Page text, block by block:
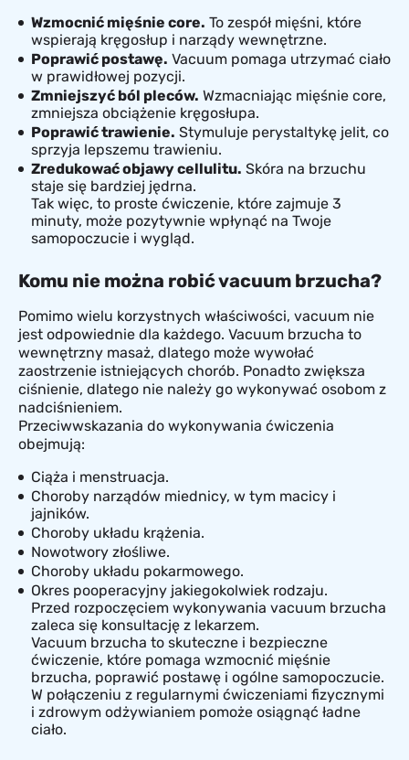
Wzmocnić mięśnie core. To zespół mięśni, które
wspierają kręgosłup i narządy wewnętrzne.
Poprawić postawę. Vacuum pomaga utrzymać ciało
w prawidłowej pozycji.
Zmniejszyć ból pleców. Wzmacniając mięśnie core,
zmniejsza obciążenie kręgosłupa.
Poprawić trawienie. Stymuluje perystaltykę jelit, co
sprzyja lepszemu trawieniu.
Zredukować objawy cellulitu. Skóra na brzuchu
staje się bardziej jędrna.
Tak więc, to proste ćwiczenie, które zajmuje 3
minuty, może pozytywnie wpłynąć na Twoje
samopoczucie i wygląd.
Komu nie można robić vacuum brzucha?
Pomimo wielu korzystnych właściwości, vacuum nie
jest odpowiednie dla każdego. Vacuum brzucha to
wewnętrzny masaż, dlatego może wywołać
zaostrzenie istniejących chorób. Ponadto zwiększa
ciśnienie, dlatego nie należy go wykonywać osobom z
nadciśnieniem.
Przeciwwskazania do wykonywania ćwiczenia
obejmują:
Ciąża i menstruacja.
Choroby narządów miednicy, w tym macicy i
jajników.
Choroby układu krążenia.
Nowotwory złośliwe.
Choroby układu pokarmowego.
Okres pooperacyjny jakiegokolwiek rodzaju.
Przed rozpoczęciem wykonywania vacuum brzucha
zaleca się konsultację z lekarzem.
Vacuum brzucha to skuteczne i bezpieczne
ćwiczenie, które pomaga wzmocnić mięśnie
brzucha, poprawić postawę i ogólne samopoczucie.
W połączeniu z regularnymi ćwiczeniami fizycznymi
i zdrowym odżywianiem pomoże osiągnąć ładne
ciało.